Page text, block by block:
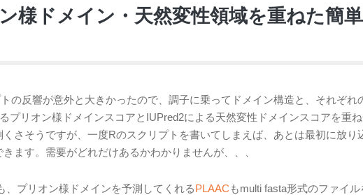
様ドメイン・天然変性領域を重ねた簡
の反響が意外と大きかったので、調子に乗ってドメイン構造と、それぞれ
プリオン様ドメインスコアとIUPred2による天然変性ドメインスコアを重
さそうですが、一度Rのスクリプトを書いてしまえば、あとは最初に放り
ます。需要がどれだけあるかわかりませんが、、、
、プリオン様ドメインを予測してくれるPLAAC もmulti fasta形式のファイ